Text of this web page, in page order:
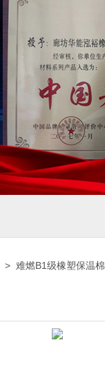
> 难燃B1级橡塑保温棉